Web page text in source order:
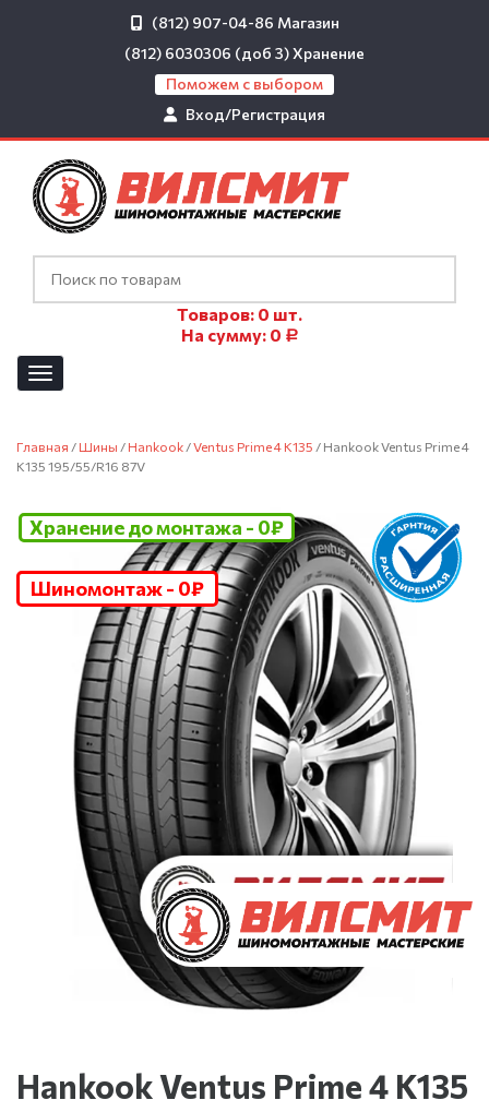
(812) 907-04-86 Магазин
(812) 6030306 (доб 3)Хранение
Поможем с выбором
Вход/Регистрация
Товаров: 0 шт.
На сумму: 0 Р
Главная / Шины / Hankook /Ventus Prime 4 K135 / Hankook Ventus Prime 4
K135 195/55/R16 87V
Шиномонтаж - 0₽
Хранение до монтажа - 0₽
Hankook Ventus Prime 4 K135